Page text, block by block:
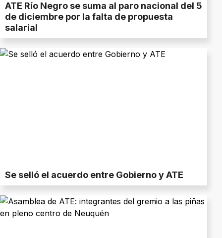
ATE Río Negro se suma al paro nacional del 5
de diciembre por la falta de propuesta
salarial
Se selló el acuerdo entre Gobierno y ATE